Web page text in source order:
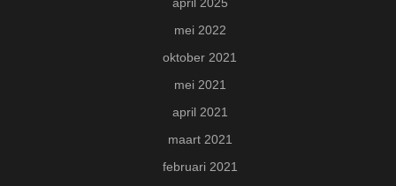
april 2025
mei 2022
oktober 2021
mei 2021
april 2021
maart 2021
februari 2021